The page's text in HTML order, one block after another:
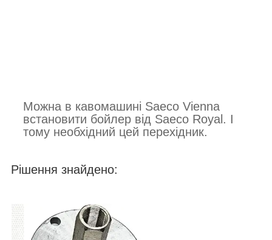
Рішення знайдено:
Можна в кавомашині Saeco Vienna
встановити бойлер від Saeco Royal. І
тому необхідний цей перехідник.